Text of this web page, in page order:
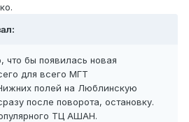
что бы появилась новая
для всего МГТ
полей на Люблинскую
после поворота, остановку.
ТЦ АШАН.